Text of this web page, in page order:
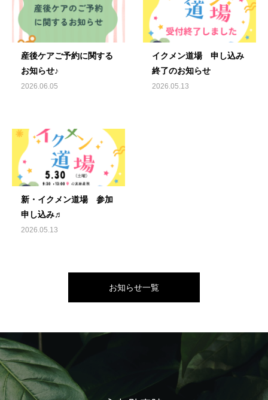
産後ケアご予約に関する
お知らせ♪
2026.06.05
イクメン道場 申し込み
終了のお知らせ
2026.05.13
新・イクメン道場 参加
申し込み♬
2026.05.13
お知らせ一覧